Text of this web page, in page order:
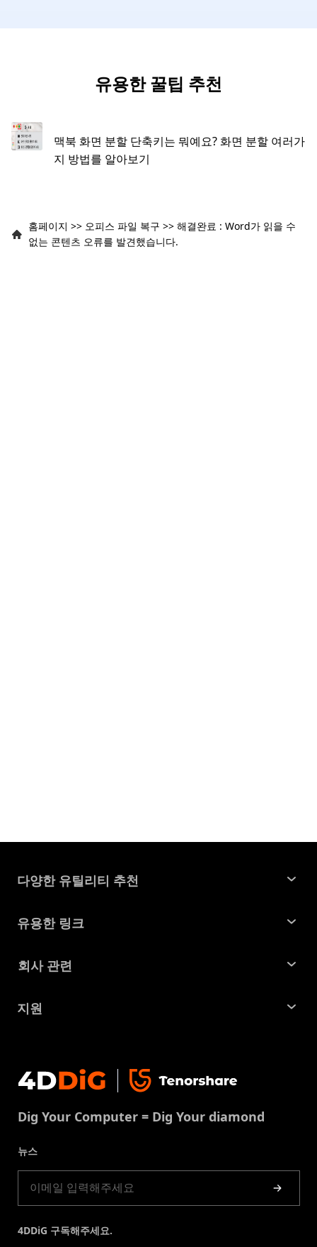
유용한 꿀팁 추천
맥북 화면 분할 단축키는 뭐예요? 화면 분할 여러가
지 방법를 알아보기
홈페이지 >> 오피스 파일 복구 >> 해결완료 : Word가 읽을 수
없는 콘텐츠 오류를 발견했습니다.
다양한 유틸리티 추천
윈도우 데이터 복구
파티션 관리 도구
중복 파일 찾기 및 제거
유용한 링크
꿀팁 모음
맥 복구 솔루션
중복 파일 제거
회사 관련
회사소개
이용약권
쿠키정책(업데이트됨)
지원
문의
제품 가이드
Dig Your Computer = Dig Your diamond
뉴스
4DDiG 구독해주세요.